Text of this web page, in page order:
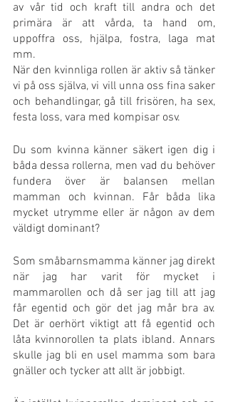
av vår tid och kraft till andra och det
primära är att vårda, ta hand om,
uppoffra oss, hjälpa, fostra, laga mat
mm.
När den kvinnliga rollen är aktiv så tänker
vi på oss själva, vi vill unna oss fina saker
och behandlingar, gå till frisören, ha sex,
festa loss, vara med kompisar osv.
Du som kvinna känner säkert igen dig i
båda dessa rollerna, men vad du behöver
fundera över är balansen mellan
mamman och kvinnan. Får båda lika
mycket utrymme eller är någon av dem
väldigt dominant?
Som småbarnsmamma känner jag direkt
när jag har varit för mycket i
mammarollen och då ser jag till att jag
får egentid och gör det jag mår bra av.
Det är oerhört viktigt att få egentid och
låta kvinnorollen ta plats ibland. Annars
skulle jag bli en usel mamma som bara
gnäller och tycker att allt är jobbigt.